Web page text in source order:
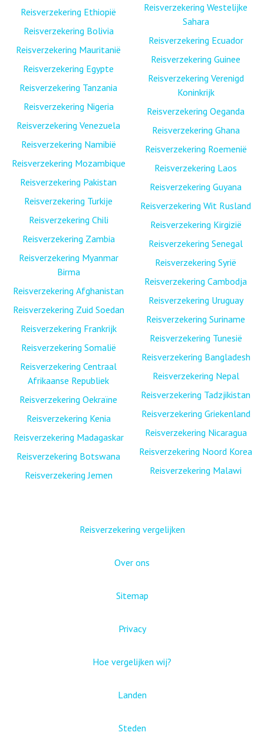
Reisverzekering Ethiopië
Reisverzekering Bolivia
Reisverzekering Mauritanië
Reisverzekering Egypte
Reisverzekering Tanzania
Reisverzekering Nigeria
Reisverzekering Venezuela
Reisverzekering Namibië
Reisverzekering Mozambique
Reisverzekering Pakistan
Reisverzekering Turkije
Reisverzekering Chili
Reisverzekering Zambia
Reisverzekering Myanmar
Birma
Reisverzekering Afghanistan
Reisverzekering Zuid Soedan
Reisverzekering Frankrijk
Reisverzekering Somalië
Reisverzekering Centraal
Afrikaanse Republiek
Reisverzekering Oekraïne
Reisverzekering Kenia
Reisverzekering Madagaskar
Reisverzekering Botswana
Reisverzekering Jemen
Reisverzekering Westelijke
Sahara
Reisverzekering Ecuador
Reisverzekering Guinee
Reisverzekering Verenigd
Koninkrijk
Reisverzekering Oeganda
Reisverzekering Ghana
Reisverzekering Roemenië
Reisverzekering Laos
Reisverzekering Guyana
Reisverzekering Wit Rusland
Reisverzekering Kirgizië
Reisverzekering Senegal
Reisverzekering Syrië
Reisverzekering Cambodja
Reisverzekering Uruguay
Reisverzekering Suriname
Reisverzekering Tunesië
Reisverzekering Bangladesh
Reisverzekering Nepal
Reisverzekering Tadzjikistan
Reisverzekering Griekenland
Reisverzekering Nicaragua
Reisverzekering Noord Korea
Reisverzekering Malawi
Reisverzekering vergelijken
Over ons
Sitemap
Privacy
Hoe vergelijken wij?
Landen
Steden